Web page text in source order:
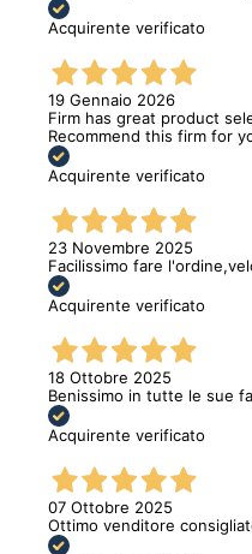
Acquirente verificato
19 Gennaio 2026
Firm has great product
Recommend this firm for
Acquirente verificato
23 Novembre 2025
Facilissimo fare
Acquirente verificato
18 Ottobre 2025
Benissimo in tutte le sue
Acquirente verificato
07 Ottobre 2025
Ottimo venditore